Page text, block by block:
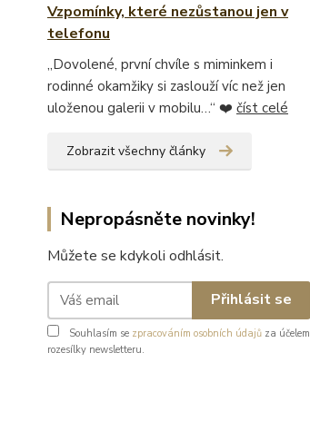
Vzpomínky, které nezůstanou jen v
telefonu
„Dovolené, první chvíle s miminkem i
rodinné okamžiky si zaslouží víc než jen
uloženou galerii v mobilu…“ ❤️ číst celé
Zobrazit všechny články
Nepropásněte novinky!
Můžete se kdykoli odhlásit.
Přihlásit se
Souhlasím se zpracováním osobních údajů za účelem
rozesílky newsletteru.